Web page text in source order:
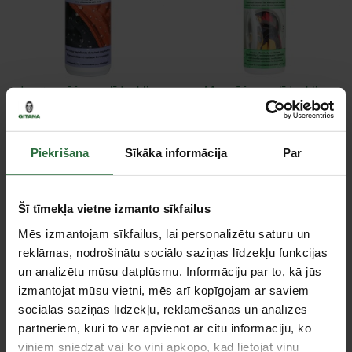
Piekrišana Sīkāka informācija Par
Šī tīmekļa vietne izmanto sīkfailus
Mēs izmantojam sīkfailus, lai personalizētu saturu un
reklāmas, nodrošinātu sociālo saziņas līdzekļu funkcijas
un analizētu mūsu datplūsmu. Informāciju par to, kā jūs
izmantojat mūsu vietni, mēs arī kopīgojam ar saviem
sociālās saziņas līdzekļu, reklamēšanas un analīzes
partneriem, kuri to var apvienot ar citu informāciju, ko
viņiem sniedzat vai ko viņi apkopo, kad lietojat viņu
Impregnēšanas līdzeklis
NIKWAX SoftShell Proof
Mazgāšanas līdzeklis
NIKWAX Tech Wash
300ml
Izpārdošana!